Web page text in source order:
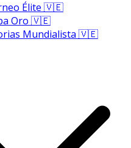
Élite 🇻🇪
Oro 🇻🇪
Mundialista 🇻🇪